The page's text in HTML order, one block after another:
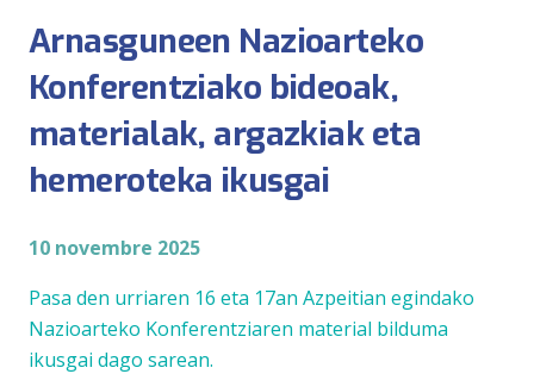
Arnasguneen Nazioarteko
Konferentziako bideoak,
materialak, argazkiak eta
hemeroteka ikusgai
10 novembre 2025
Pasa den urriaren 16 eta 17an Azpeitian egindako
Nazioarteko Konferentziaren material bilduma
ikusgai dago sarean.